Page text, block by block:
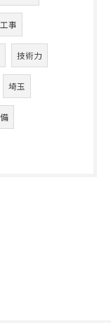
事
技術力
埼玉